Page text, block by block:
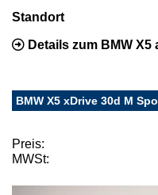
Standort
Details zum BMW X5
BMW X5 xDrive 30d M
Preis:
MWSt: